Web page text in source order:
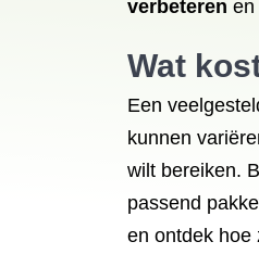
verbeteren en
Wat
Een
kunnen
wilt bereiken.
passend
en ontdek hoe